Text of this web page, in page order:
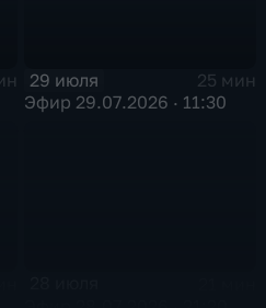
29 июля
25 мин
Эфир 29.07.2026 · 11:30